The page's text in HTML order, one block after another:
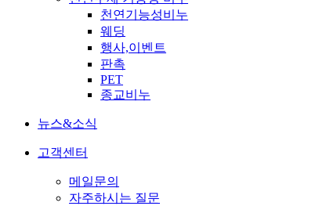
천연기능성비누
웨딩
행사,이벤트
판촉
PET
종교비누
뉴스&소식
고객센터
메일문의
자주하시는 질문